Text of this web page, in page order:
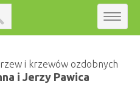
i krzewów ozdobnych
i Jerzy Pawica
Toggle